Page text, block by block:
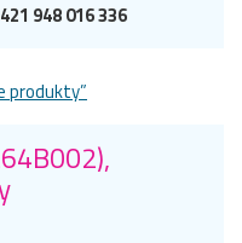
948 016 336
produkty”